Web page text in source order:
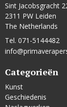
Sint Jacobsgracht
2311 PW Leiden
The Netherlands
Tel. 071-5144482
Categorieën
Kunst
Geschiedenis